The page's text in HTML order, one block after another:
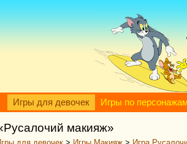
Игры для девочек Игры по
макияж»